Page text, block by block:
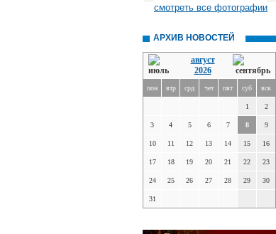
смотреть все фотографии
АРХИВ НОВОСТЕЙ
август
2026
пон втр срд чет пят суб вск
1 2
3 4 5 6 7 8 9
10 11 12 13 14 15 16
17 18 19 20 21 22 23
24 25 26 27 28 29 30
31